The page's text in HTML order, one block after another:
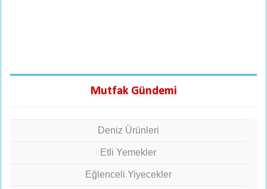
Mutfak Gündemi
Deniz Ürünleri
Etli Yemekler
Eğlenceli Yiyecekler